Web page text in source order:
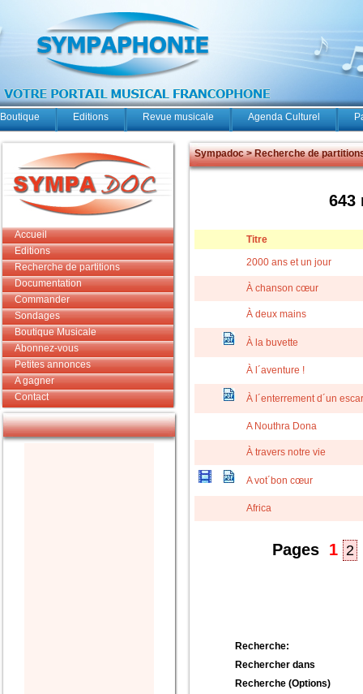
Boutique Editions Revue musicale Agenda Culturel
Accueil
Editions
Recherche de partitions
Documentation
Commander
Sondages
Boutique Musicale
Abonnez-vous
Petites annonces
A gagner
Contact
Sympadoc > Recherche de
643
Titre
2000 ans et un jour
À chanson cœur
À deux mains
À la buvette
À l´aventure !
À l´enterrement d´un
A Nouthra Dona
À travers notre vie
A vot´bon cœur
Africa
Pages 1 2
Recherche:
Rechercher dans
Recherche (Options)